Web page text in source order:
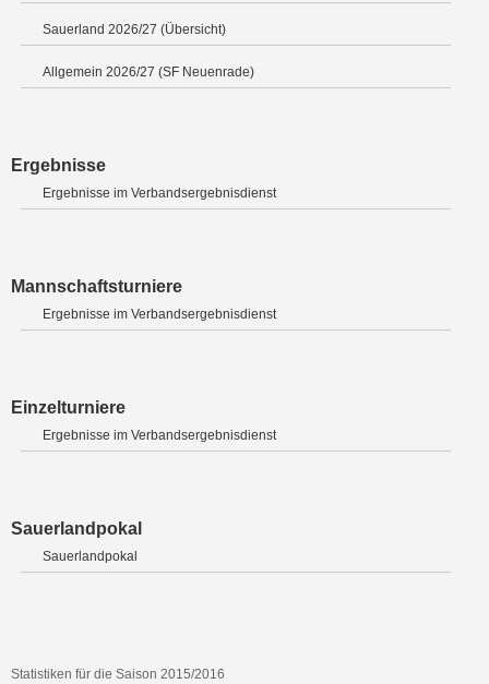
Sauerland 2026/27 (Übersicht)
Allgemein 2026/27 (SF Neuenrade)
Ergebnisse
Ergebnisse im Verbandsergebnisdienst
Mannschaftsturniere
Ergebnisse im Verbandsergebnisdienst
Einzelturniere
Ergebnisse im Verbandsergebnisdienst
Sauerlandpokal
Sauerlandpokal
Statistiken für die Saison 2015/2016